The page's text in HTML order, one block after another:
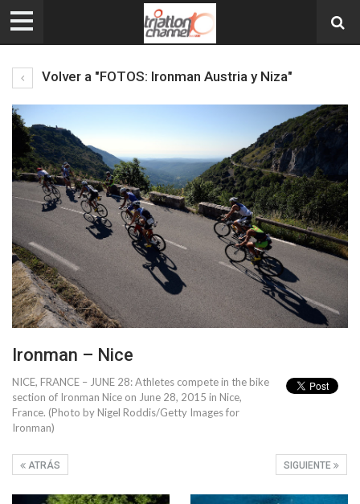
Volver a "FOTOS: Ironman Austria y Niza"
Ironman – Nice
NICE, FRANCE – JUNE 28: Athletes compete in the bike
section of Ironman Nice on June 28, 2015 in Nice,
France. (Photo by Nigel Roddis/Getty Images for
Ironman)
SIGUIENTE
ATRÁS